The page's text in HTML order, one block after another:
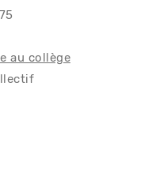
au collège